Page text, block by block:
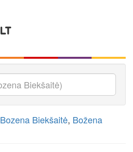
Bozena Biekšaitė, Božena